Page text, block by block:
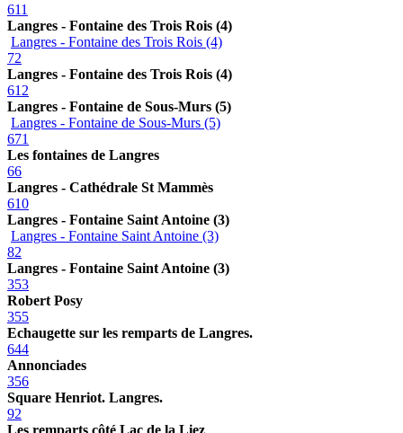
611
Langres - Fontaine des Trois Rois (4)
Langres - Fontaine des Trois Rois (4)
72
Langres - Fontaine des Trois Rois (4)
612
Langres - Fontaine de Sous-Murs (5)
Langres - Fontaine de Sous-Murs (5)
671
Les fontaines de Langres
66
Langres - Cathédrale St Mammès
610
Langres - Fontaine Saint Antoine (3)
Langres - Fontaine Saint Antoine (3)
82
Langres - Fontaine Saint Antoine (3)
353
Robert Posy
355
Echaugette sur les remparts de Langres.
644
Annonciades
356
Square Henriot. Langres.
92
Les remparts côté Lac de la Liez